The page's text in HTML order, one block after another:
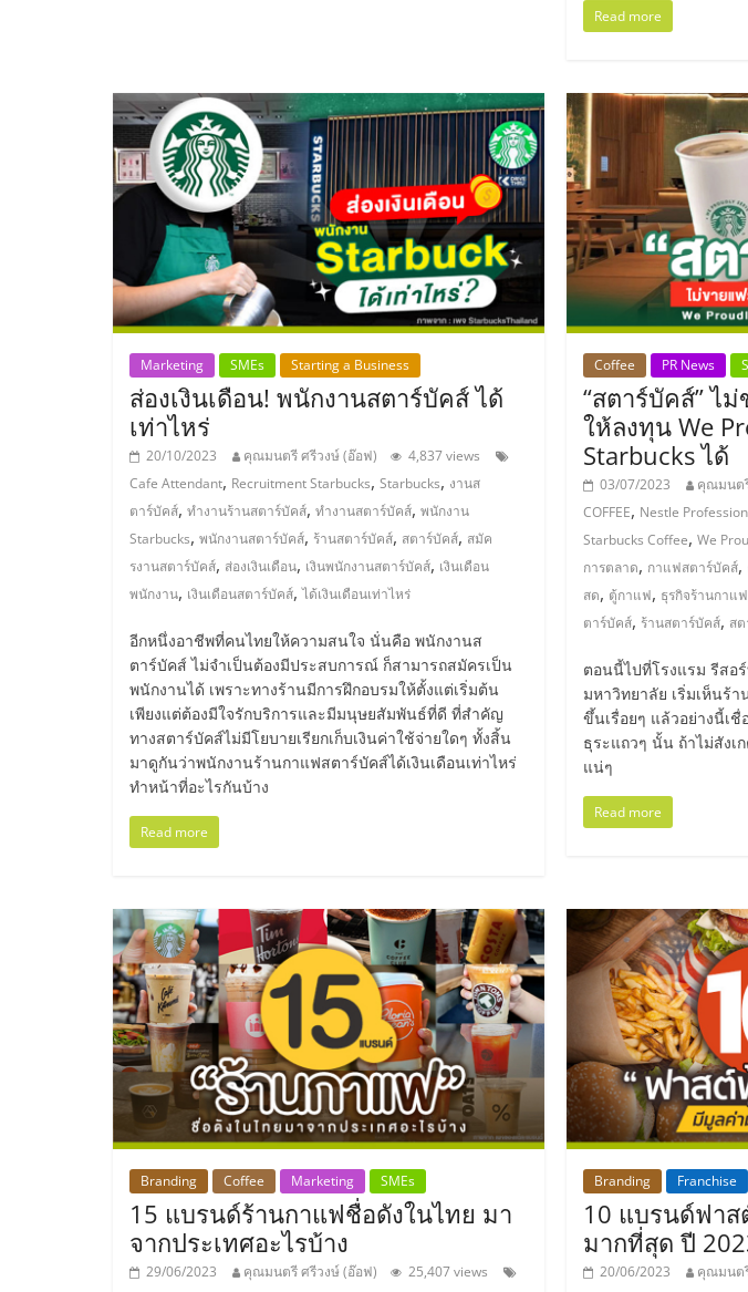
ที่
ปรึกษา
การ
ลงทุน
และ
ขยาย
สา
ขา
แฟ
รน
ไชส์,
ศูนย์
รวม
รน
ไชส์
พร้อม
ทำเล
สำหรับ
เปิด
Read more
Marketing SMEs Starting a Business
ส่องเงินเดือน! พนักงานสตาร์บัคส์ ได้
เท่าไหร่
20/10/2023 คุณมนตรี ศรีวงษ์ (อ๊อฟ)
4,837 views
Cafe Attendant, Recruitment Starbucks, Starbucks, งานส
ตาร์บัคส์, ทำงานร้านสตาร์บัคส์, ทำงานสตาร์บัคส์, พนักงาน
Starbucks, พนักงานสตาร์บัคส์, ร้านสตาร์บัคส์, สตาร์บัคส์, สมัค
รงานสตาร์บัคส์, ส่องเงินเดือน, เงินพนักงานสตาร์บัคส์, เงินเดือน
พนักงาน, เงินเดือนสตาร์บัคส์,ได้เงินเดือนเท่าไหร่
อีกหนึ่งอาชีพที่คนไทยให้ความสนใจ นั่นคือ พนักงานส
ตาร์บัคส์ ไม่จำเป็นต้องมีประสบการณ์ ก็สามารถสมัครเป็น
พนักงานได้ เพราะทางร้านมีการฝึกอบรมให้ตั้งแต่เริ่มต้น
เพียงแต่ต้องมีใจรักบริการและมีมนุษยสัมพันธ์ที่ดี ที่สำคัญ
ทางสตาร์บัคส์ไม่มีโยบายเรียกเก็บเงินค่าใช้จ่ายใดๆ ทั้งสิ้น
มาดูกันว่าพนักงานร้านกาแฟสตาร์บัคส์ได้เงินเดือนเท่าไหร่
ทำหน้าที่อะไรกันบ้าง
Read more
Coffee PR News
“สตาร์บัคส์” ไ
ให้ลงทุน We
Starbucks ได้
03/07/2023 คุณมนต
COFFEE, Nestle
Starbucks Coffee,We
การตลาด, กาแฟสตาร์บัคส์,
สด, ตู้กาแฟ, ธุรกิจร้านกาแฟ
ตาร์บัคส์, ร้านสตาร์บัคส์, ส
ตอนนี้ไปที่โรงแรม รีสอ
มหาวิทยาลัย เริ่มเห็นร้
ขึ้นเรื่อยๆ แล้วอย่างนี้เชื่
ธุระแถวๆ นั้น ถ้าไม่สังเ
แน่ๆ
Read more
Branding Coffee Marketing SMEs
15 แบรนด์ร้านกาแฟชื่อดังในไทย มา
จากประเทศอะไรบ้าง
29/06/2023 คุณมนตรี ศรีวงษ์ (อ๊อฟ)
25,407 views
Branding Franchise
10 แบรนด์ฟา
มากที่สุด ปี
20/06/2023 คุณมนต